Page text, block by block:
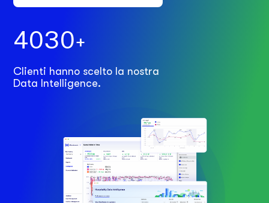
4030+
Clienti hanno scelto la nostra
Data Intelligence.